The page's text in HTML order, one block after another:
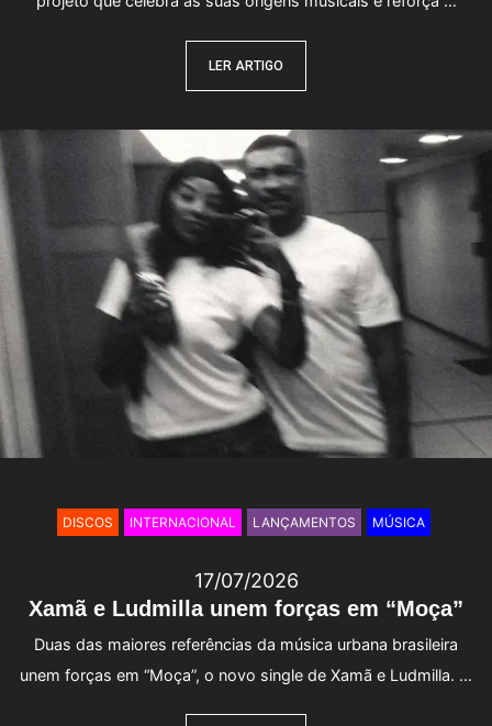
LER ARTIGO
Xamã e Ludmilla unem forças em “Moça”
17/07/2026
Duas das maiores referências da música urbana brasileira
unem forças em “Moça”, o novo single de Xamã e Ludmilla. …
DISCOS INTERNACIONAL LANÇAMENTOS MÚSICA